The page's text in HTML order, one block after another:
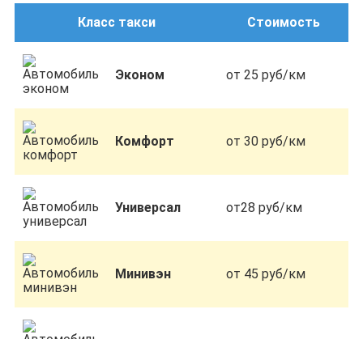
Класс такси Стоимость
Эконом от 25 руб/км
Комфорт от 30 руб/км
Универсал от28 руб/км
Минивэн от 45 руб/км